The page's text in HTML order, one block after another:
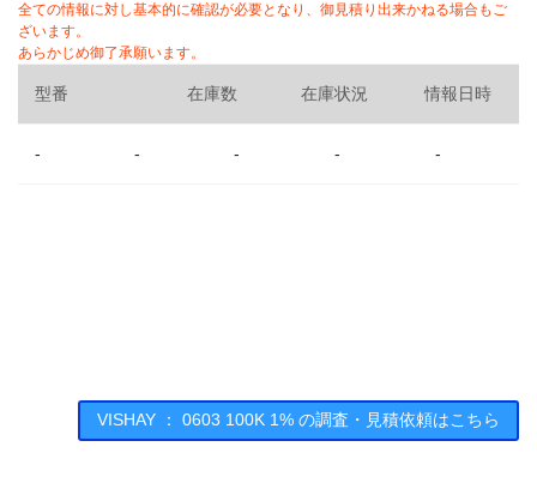
全ての情報に対し基本的に確認が必要となり、御見積り出来かねる場合もご
ざいます。
あらかじめ御了承願います。
型番 在庫数 在庫状況 情報日時
- - - - -
VISHAY ： 0603 100K 1% の調査・見積依頼はこちら